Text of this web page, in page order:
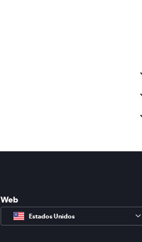
Web
Estados Unidos